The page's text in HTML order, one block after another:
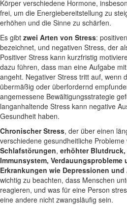
Körper verschiedene Hormone,
frei, um die Energiebereitstellung zu
erhöhen und die Sinne zu schärfen.
Es gibt zwei Arten von Stress:
bezeichnet, und negativen Stress, der
Positiver Stress kann kurzfristig
dazu führen, dass man eine Aufgabe
angeht. Negativer Stress tritt auf, wenn
übermäßig oder überfordernd
angemessene Bewältigungsstrategie
langanhaltende Stress kann negative
Gesundheit haben.
Chronischer Stress, der über einen
verschiedene gesundheitliche
Schlafstörungen, erhöhter
Immunsystem,
Erkrankungen wie Depressionen
wichtig zu beachten, dass Menschen
reagieren, und was für eine Person
eine andere nicht zwangsläufig sein.